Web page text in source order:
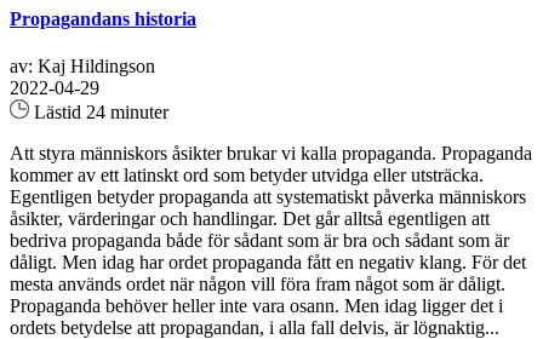
Propagandans historia
av: Kaj Hildingson
2022-04-29
Lästid 24 minuter
Att styra människors åsikter brukar vi kalla propaganda. Propaganda
kommer av ett latinskt ord som betyder utvidga eller utsträcka.
Egentligen betyder propaganda att systematiskt påverka människors
åsikter, värderingar och handlingar. Det går alltså egentligen att
bedriva propaganda både för sådant som är bra och sådant som är
dåligt. Men idag har ordet propaganda fått en negativ klang. För det
mesta används ordet när någon vill föra fram något som är dåligt.
Propaganda behöver heller inte vara osann. Men idag ligger det i
ordets betydelse att propagandan, i alla fall delvis, är lögnaktig...